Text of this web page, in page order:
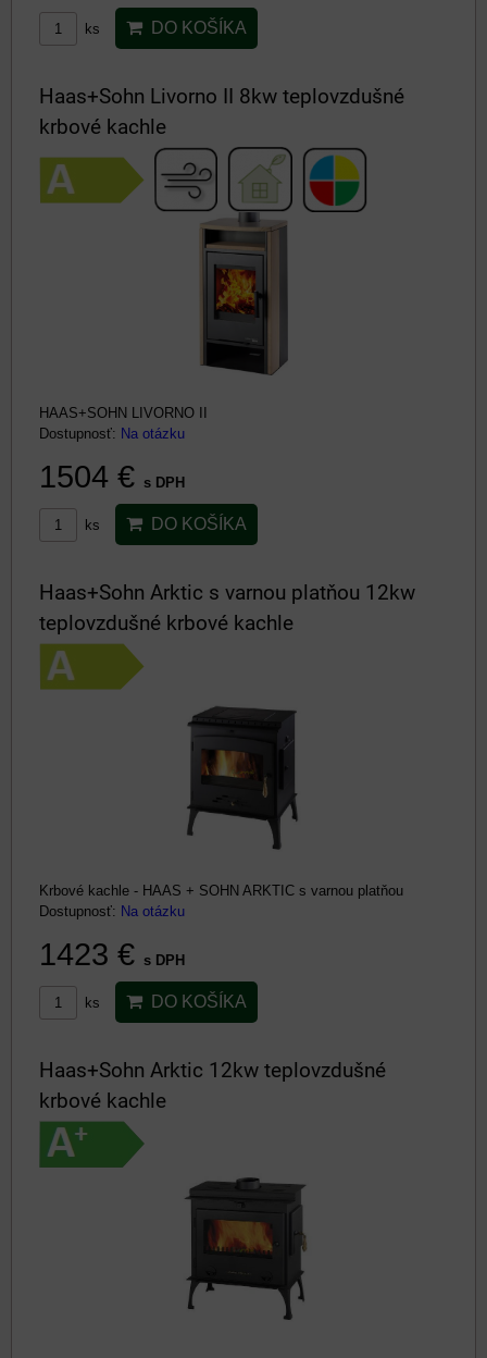
ks DO KOŠÍKA
Haas+Sohn Livorno II 8kw teplovzdušné
krbové kachle
HAAS+SOHN LIVORNO II
Dostupnosť: Na otázku
1504 € s DPH
ks DO KOŠÍKA
Haas+Sohn Arktic s varnou platňou 12kw
teplovzdušné krbové kachle
Krbové kachle - HAAS + SOHN ARKTIC s varnou platňou
Dostupnosť: Na otázku
1423 € s DPH
ks DO KOŠÍKA
Haas+Sohn Arktic 12kw teplovzdušné
krbové kachle